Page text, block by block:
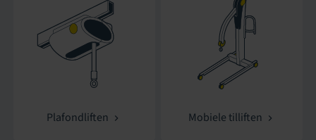
Plafondliften Mobiele tilliften